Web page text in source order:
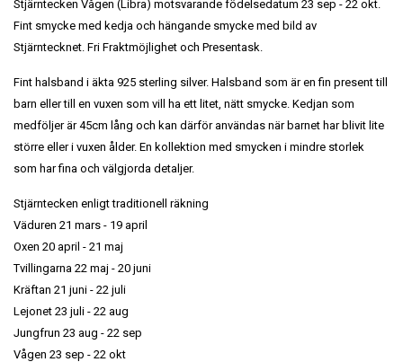
Stjärntecken Vågen (Libra) motsvarande födelsedatum 23 sep - 22 okt.
Fint smycke med kedja och hängande smycke med bild av
Stjärntecknet. Fri Fraktmöjlighet och Presentask.
Fint halsband i äkta 925 sterling silver. Halsband som är en fin present till
barn eller till en vuxen som vill ha ett litet, nätt smycke. Kedjan som
medföljer är 45cm lång och kan därför användas när barnet har blivit lite
större eller i vuxen ålder. En kollektion med smycken i mindre storlek
som har fina och välgjorda detaljer.
Stjärntecken enligt traditionell räkning
Väduren 21 mars - 19 april
Oxen 20 april - 21 maj
Tvillingarna 22 maj - 20 juni
Kräftan 21 juni - 22 juli
Lejonet 23 juli - 22 aug
Jungfrun 23 aug - 22 sep
Vågen 23 sep - 22 okt